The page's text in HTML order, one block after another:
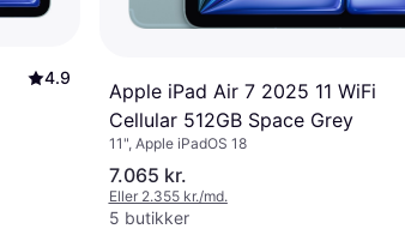
4.9
Apple iPad Air 7 2025 11 WiFi
Cellular 512GB Space Grey
11", Apple iPadOS 18
7.065 kr.
Eller 2.355 kr./md.
5 butikker